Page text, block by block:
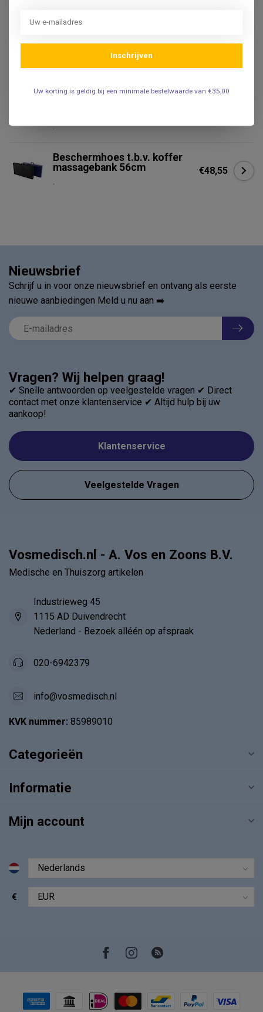
Paardenbalsem 250 ml - Warm
ALTER HEIDESCHÄFER
Bergpijnboom
.
€9,95
Beschermhoes t.b.v. koffer
massagebank 56cm
.
€48,55
Vragen? Wij helpen graag!
✔ Snelle antwoorden op veelgestelde vragen ✔ Direct
contact met onze klantenservice ✔ Altijd hulp bij uw
aankoop!
Klantenservice
Veelgestelde Vragen
Nieuwsbrief
Schrijf u in voor onze nieuwsbrief en ontvang als eerste
nieuwe aanbiedingen Meld u nu aan ➡️
Vosmedisch.nl - A. Vos en Zoons B.V.
Medische en Thuiszorg artikelen
Industrieweg 45
1115 AD Duivendrecht
Nederland - Bezoek alléén op afspraak
020-6942379
info@vosmedisch.nl
KVK nummer: 85989010
Categorieën
Informatie
Mijn account
€
Inschrijven
Uw korting is geldig bij een minimale bestelwaarde van €35,00